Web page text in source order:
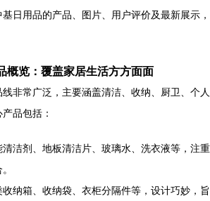
日用品的产品、图片、用户评价及最新展示，
概览：覆盖家居生活方方面面
非常广泛，主要涵盖清洁、收纳、厨卫、个人
品包括：
清洁剂、地板清洁片、玻璃水、洗衣液等，注重
收纳箱、收纳袋、衣柜分隔件等，设计巧妙，旨